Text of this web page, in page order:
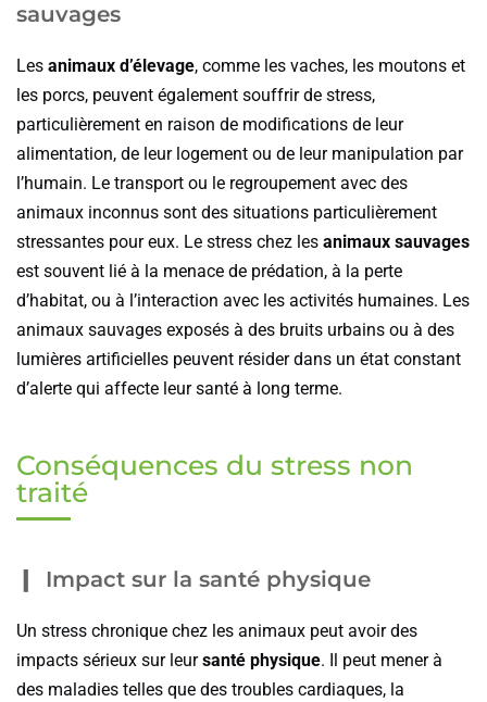
sauvages
Les animaux d’élevage, comme les vaches, les moutons et
les porcs, peuvent également souffrir de stress,
particulièrement en raison de modifications de leur
alimentation, de leur logement ou de leur manipulation par
l’humain. Le transport ou le regroupement avec des
animaux inconnus sont des situations particulièrement
stressantes pour eux. Le stress chez les animaux sauvages
est souvent lié à la menace de prédation, à la perte
d’habitat, ou à l’interaction avec les activités humaines. Les
animaux sauvages exposés à des bruits urbains ou à des
lumières artificielles peuvent résider dans un état constant
d’alerte qui affecte leur santé à long terme.
Conséquences du stress non
traité
Impact sur la santé physique
Un stress chronique chez les animaux peut avoir des
impacts sérieux sur leursanté physique. Il peut mener à
des maladies telles que des troubles cardiaques, la